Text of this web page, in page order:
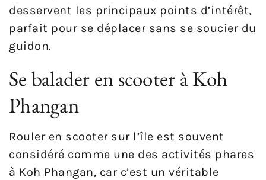
desservent les principaux points d’intérêt,
parfait pour se déplacer sans se soucier du
guidon.
Se balader en scooter à Koh
Phangan
Rouler en scooter sur l’île est souvent
considéré comme une des activités phares
à Koh Phangan, car c’est un véritable